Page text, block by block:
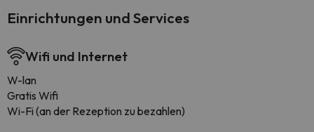
Einrichtungen und Services
Wifi und Internet
W-lan
Gratis Wifi
Wi-Fi (an der Rezeption zu bezahlen)